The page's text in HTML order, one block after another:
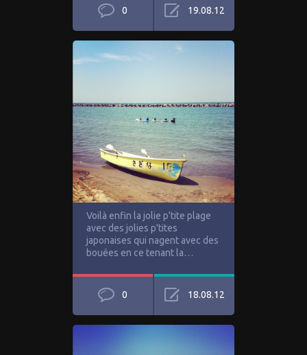
0 19.08.12
Voilà enfin la jolie p'tite plage
avec des jolies p'tites
japonaises qui nagent avec des
bouées en ce tenant la…
0 18.08.12